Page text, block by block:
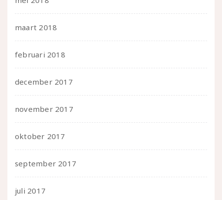
maart 2018
februari 2018
december 2017
november 2017
oktober 2017
september 2017
juli 2017